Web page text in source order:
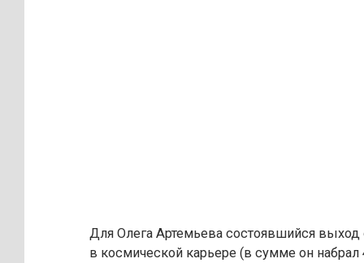
Для Олега Артемьева состоявшийся
в космической карьере (в сумме он набрал